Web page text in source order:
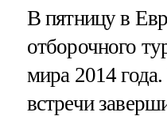
В пятницу в
отборочного
мира 2014
встречи